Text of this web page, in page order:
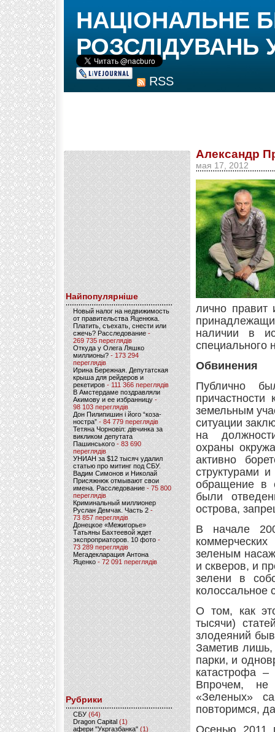
RSS
НАЦІОНАЛЬНЕ
РОЗСЛІДУВАНЬ
Найпопулярніше
Новый налог на недвижимость
от правительства Яценюка.
Платить, съехать, снести или
сжечь? Расследование-
269 735 переглядів
Откуда у Олега Ляшко
миллионы? - 173 294
переглядів
Ирина Бережная. Депутатская
крыша для рейдеров и
рекетиров - 111 366 переглядів
В Амстердаме поздравляли
Акимову и ее избранницу -
98 103 переглядів
Дон Пилипишин і його “коза-
ностра” - 84 779 переглядів
Тетяна Чорновіл: дівчинка за
викликом депутата
Пашинського- 83 690
переглядів
УНИАН за $12 тысяч удалил
статью про митинг под СБУ.
Вадим Симонов и Николай
Присяжнюк отмывают свои
имена. Расследование - 75 800
переглядів
Криминальный миллионер
Руслан Демчак. Часть 2-
73 857 переглядів
Донецкое «Межигорье»
Татьяны Бахтеевой ждет
экспроприаторов. 10 фото -
73 289 переглядів
Мегадекларация Антона
Яценко - 72 091 переглядів
Рубрики
CБУ (64)
Dragon Capital (1)
афери "Укргазбанка" (1)
Александр
мая 17, 2012
лично правит
наличии в
специального
Обвинения
Публично
земельным
ситуации
на
охраны
активно
структурами
обращение в
были
острова,
В начале
зеленым
и скверов, и
зелени в
колоссальное
О том, как
тысячи)
злодеяний
Заметив лишь,
парки, и
катастрофа
Впрочем, не
«Зеленых»
повторимся,
Осенью 2011